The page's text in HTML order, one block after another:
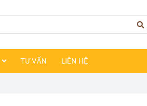
TƯ VẤN LIÊN HỆ